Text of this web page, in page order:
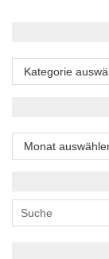
Kategorien
Archiv